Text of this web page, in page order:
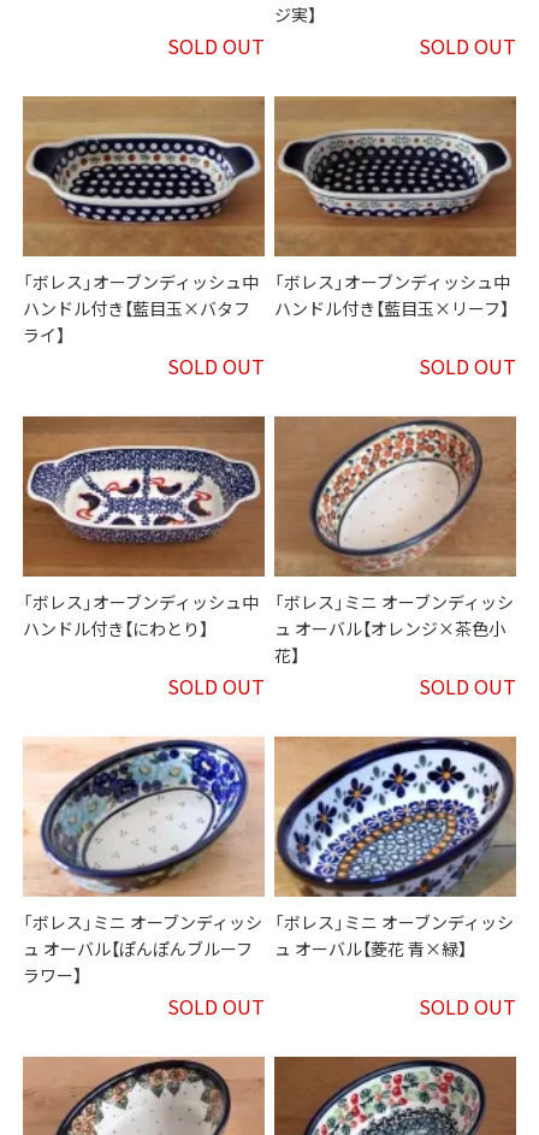
SOLD OUT
ジ実】
SOLD OUT
「ボレス」オーブンディッシュ中
ハンドル付き【藍目玉×バタフ
ライ】
SOLD OUT
「ボレス」オーブンディッシュ中
ハンドル付き【藍目玉×リーフ】
SOLD OUT
「ボレス」オーブンディッシュ中
ハンドル付き【にわとり】
SOLD OUT
「ボレス」ミニ オーブンディッシ
ュ オーバル【オレンジ×茶色小
花】
SOLD OUT
「ボレス」ミニ オーブンディッシ
ュ オーバル【ぽんぽんブルーフ
ラワー】
SOLD OUT
「ボレス」ミニ オーブンディッシ
ュ オーバル【菱花 青×緑】
SOLD OUT